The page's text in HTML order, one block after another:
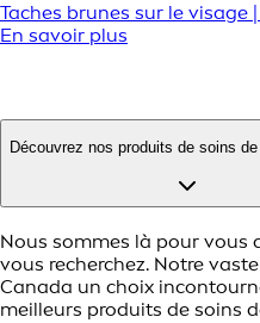
Taches brunes sur le visage
En savoir plus
Découvrez nos produits de soins
Nous sommes là pour vous
vous recherchez. Notre
Canada un choix
meilleurs produits de soins